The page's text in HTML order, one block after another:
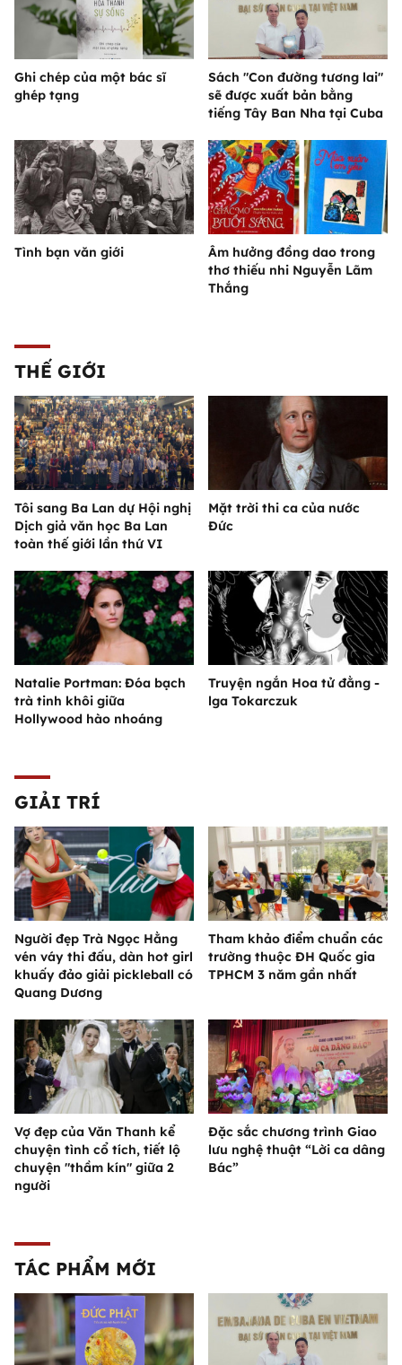
Ghi chép của một bác sĩ
ghép tạng
Sách "Con đường tương lai"
sẽ được xuất bản bằng
tiếng Tây Ban Nha tại Cuba
Tình bạn văn giới
Âm hưởng đồng dao trong
thơ thiếu nhi Nguyễn Lãm
Thắng
THẾ GIỚI
Tôi sang Ba Lan dự Hội nghị
Dịch giả văn học Ba Lan
toàn thế giới lần thứ VI
Mặt trời thi ca của nước
Đức
Natalie Portman: Đóa bạch
trà tinh khôi giữa
Hollywood hào nhoáng
Truyện ngắn Hoa tử đằng -
lga Tokarczuk
GIẢI TRÍ
Người đẹp Trà Ngọc Hằng
vén váy thi đấu, dàn hot girl
khuấy đảo giải pickleball có
Quang Dương
Tham khảo điểm chuẩn các
trường thuộc ĐH Quốc gia
TPHCM 3 năm gần nhất
Vợ đẹp của Văn Thanh kể
chuyện tình cổ tích, tiết lộ
chuyện "thầm kín" giữa 2
người
Đặc sắc chương trình Giao
lưu nghệ thuật “Lời ca dâng
Bác”
TÁC PHẨM MỚI